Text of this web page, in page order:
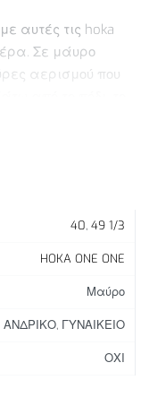
αυτές τις hoka
Σε μάυρο
αερισμού που
μια εξαιρετικά
στήριξη
40, 49 1/3
HOKA ONE ONE
Μαύρο
ΑΝΔΡΙΚΟ, ΓΥΝΑΙΚΕΙΟ
ΟΧΙ